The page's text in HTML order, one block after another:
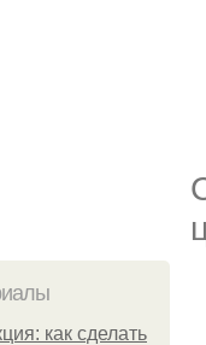
как сделать